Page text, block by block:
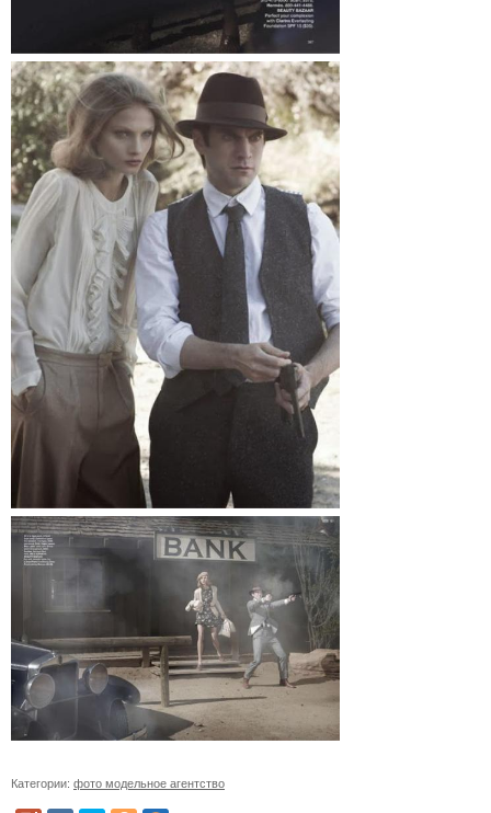
Категории: фото модельное агентство